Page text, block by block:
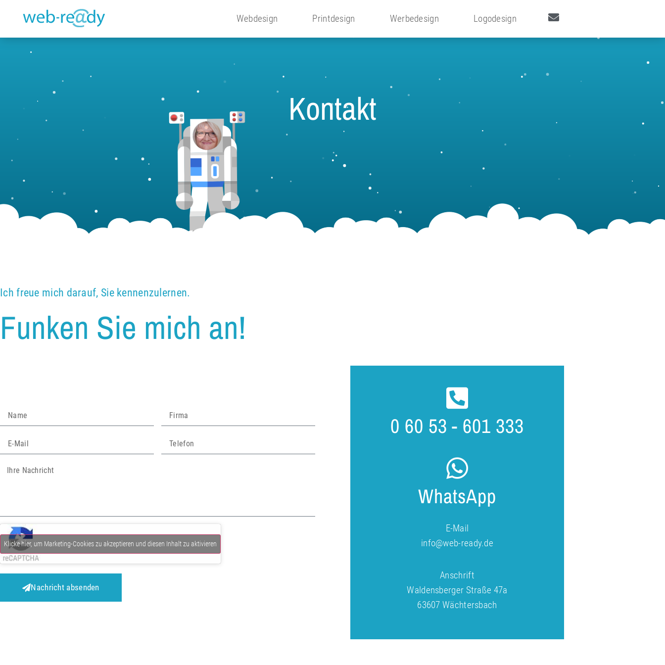
Webdesign Printdesign Werbedesign Logodesign
Kontakt
Ich freue mich darauf, Sie kennenzulernen.
Funken Sie mich an!
Klicke hier, um Marketing-Cookies zu akzeptieren und diesen Inhalt zu aktivieren
Nachricht absenden
0 60 53 - 601 333
WhatsApp
E-Mail
info@web-ready.de
Anschrift
Waldensberger Straße 47a
63607 Wächtersbach